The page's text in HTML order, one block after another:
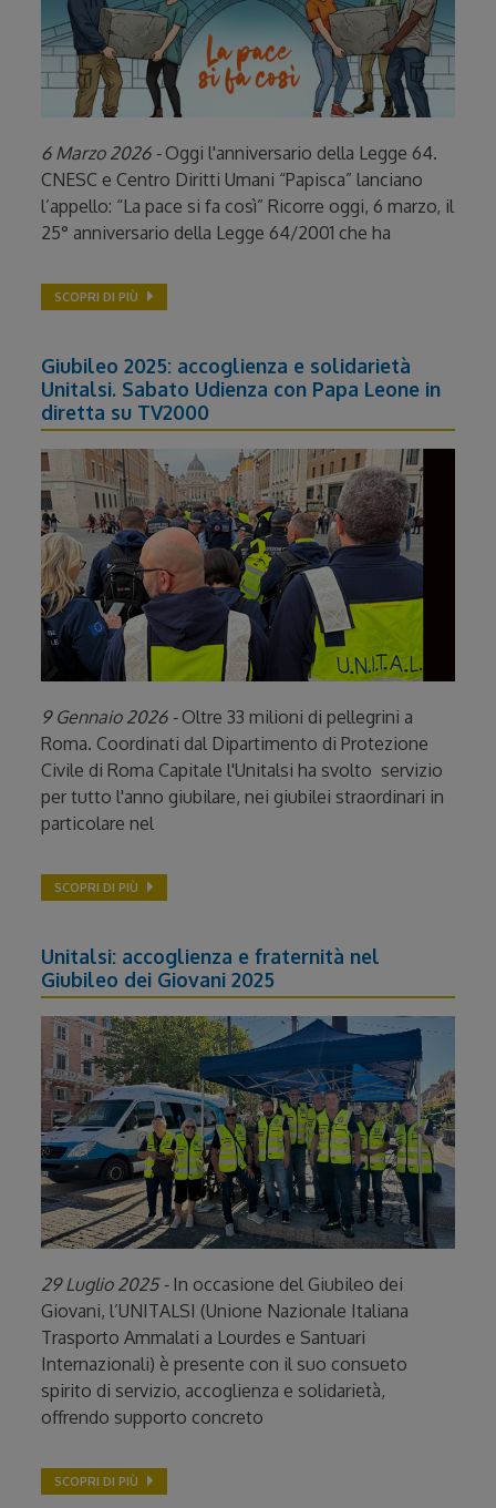
6 Marzo 2026 - Oggi l'anniversario della Legge 64.
CNESC e Centro Diritti Umani “Papisca” lanciano
l’appello: “La pace si fa così” Ricorre oggi, 6 marzo, il
25° anniversario della Legge 64/2001 che ha
SCOPRI DI PIÙ
Giubileo 2025: accoglienza e solidarietà
Unitalsi. Sabato Udienza con Papa Leone in
diretta su TV2000
9 Gennaio 2026 - Oltre 33 milioni di pellegrini a
Roma. Coordinati dal Dipartimento di Protezione
Civile di Roma Capitale l'Unitalsi ha svolto servizio
per tutto l'anno giubilare, nei giubilei straordinari in
particolare nel
SCOPRI DI PIÙ
Unitalsi: accoglienza e fraternità nel
Giubileo dei Giovani 2025
29 Luglio 2025 - In occasione del Giubileo dei
Giovani, l’UNITALSI (Unione Nazionale Italiana
Trasporto Ammalati a Lourdes e Santuari
Internazionali) è presente con il suo consueto
spirito di servizio, accoglienza e solidarietà,
offrendo supporto concreto
SCOPRI DI PIÙ